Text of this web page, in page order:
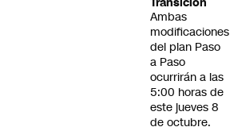
Ambas
modificaciones
del plan Paso
a Paso
ocurrirán a las
5:00 horas de
este jueves 8
de octubre.